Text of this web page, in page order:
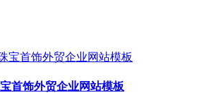
首饰外贸企业网站模板